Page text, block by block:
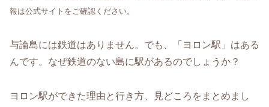
報は公式サイトをご確認ください。
与論島には鉄道はありません。でも、「ヨロン駅」はある
んです。なぜ鉄道のない島に駅があるのでしょうか？
ヨロン駅ができた理由と行き方、見どころをまとめまし